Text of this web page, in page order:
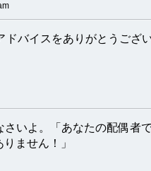
ドバイスをありがとうござ
さいよ。「あなたの配偶者
ません！」